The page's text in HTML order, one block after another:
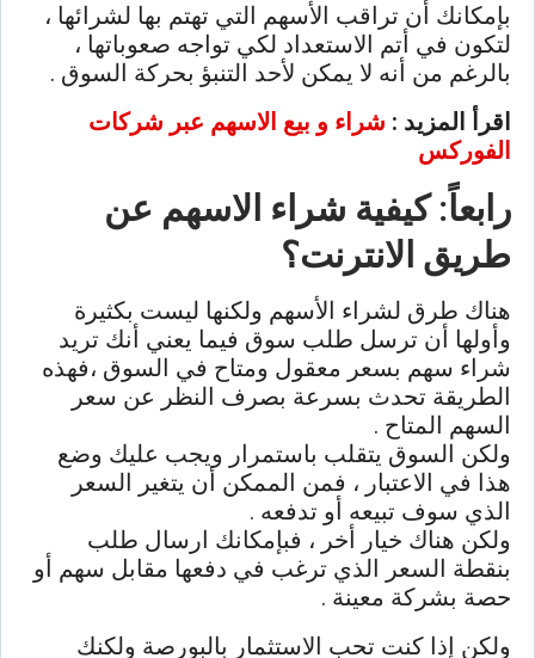
بإمكانك أن تراقب الأسهم التي تهتم بها لشرائها ،
لتكون في أتم الاستعداد لكي تواجه صعوباتها ،
بالرغم من أنه لا يمكن لأحد التنبؤ بحركة السوق .
اقرأ المزيد : شراء و بيع الاسهم عبر شركات
الفوركس
رابعاً: كيفية شراء الاسهم عن
طريق الانترنت؟
هناك طرق لشراء الأسهم ولكنها ليست بكثيرة
وأولها أن ترسل طلب سوق فيما يعني أنك تريد
شراء سهم بسعر معقول ومتاح في السوق ،فهذه
الطريقة تحدث بسرعة بصرف النظر عن سعر
السهم المتاح .
ولكن السوق يتقلب باستمرار ويجب عليك وضع
هذا في الاعتبار ، فمن الممكن أن يتغير السعر
الذي سوف تبيعه أو تدفعه .
ولكن هناك خيار أخر ، فبإمكانك ارسال طلب
بنقطة السعر الذي ترغب في دفعها مقابل سهم أو
حصة بشركة معينة .
ولكن إذا كنت تحب الاستثمار بالبورصة ولكنك